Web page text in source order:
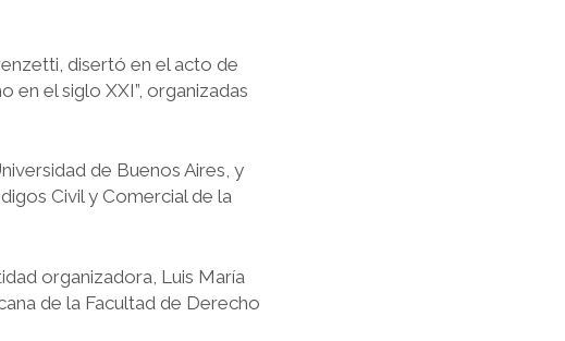
disertó en el acto de
en el siglo XXI”, organizadas
de Buenos Aires, y
Civil y Comercial de la
organizadora, Luis María
de la Facultad de Derecho